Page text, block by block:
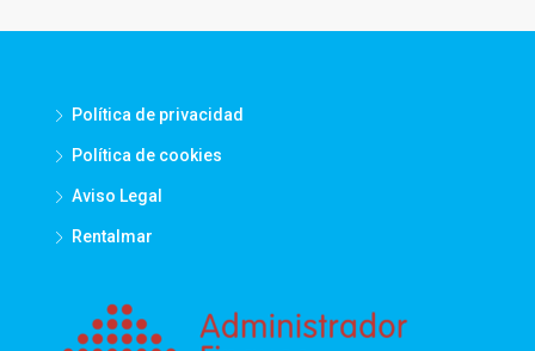
Política de privacidad
Política de cookies
Aviso Legal
Rentalmar